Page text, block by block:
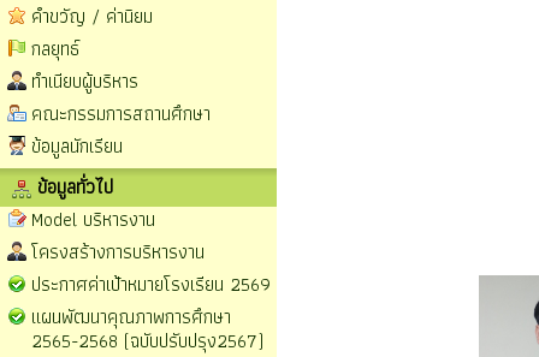
คำขวัญ / ค่านิยม
กลยุทธ์
ทำเนียบผู้บริหาร
คณะกรรมการสถานศึกษา
ข้อมูลนักเรียน
ข้อมูลทั่วไป
Model บริหารงาน
โครงสร้างการบริหารงาน
ประกาศค่าเป้าหมายโรงเรียน 2569
แผนพัฒนาคุณภาพการศึกษา
2565-2568 (ฉบับปรับปรุง2567)